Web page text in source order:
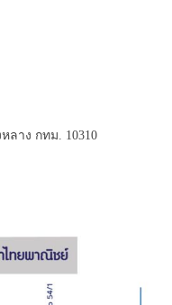
ลาง กทม. 10310